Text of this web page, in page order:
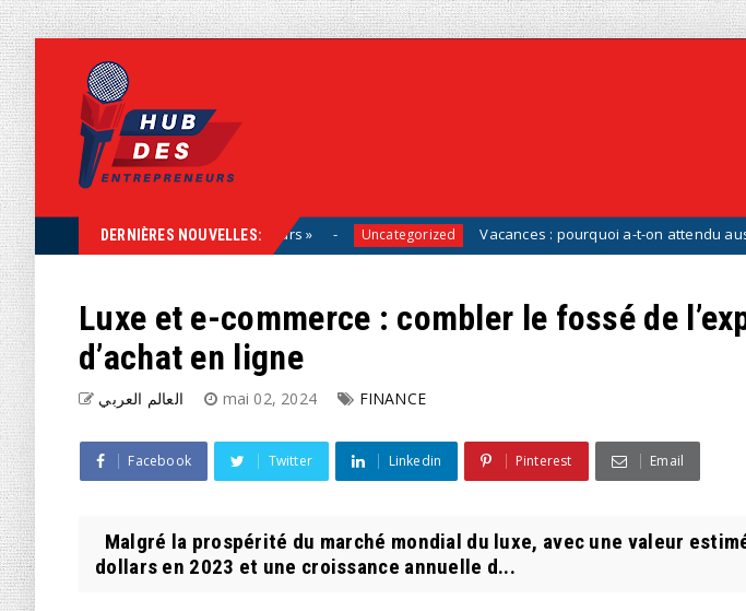
DERNIÈRES NOUVELLES:
côtés des entrepreneurs » Uncategorized Vacances : pourquoi a-t-on attendu aussi
Luxe et e-commerce : combler le fossé de
d’achat en ligne
العالم العربي mai 02, 2024 FINANCE
Facebook Twitter Linkedin Pinterest Email
Malgré la prospérité du marché mondial du luxe, avec une valeur
dollars en 2023 et une croissance annuelle d...